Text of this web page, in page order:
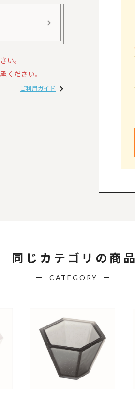
い。
ください。
ご利用ガイド
同じカテゴリの商品
CATEGORY